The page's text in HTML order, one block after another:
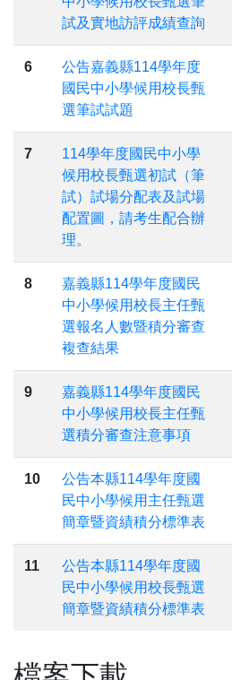
試及實地訪評成績查詢
6
公告嘉義縣114學年度
國民中小學候用校長甄
選筆試試題
7
114學年度國民中小學
候用校長甄選初試（筆
試）試場分配表及試場
配置圖，請考生配合辦
理。
8
嘉義縣114學年度國民
中小學候用校長主任甄
選報名人數暨積分審查
複查結果
9
嘉義縣114學年度國民
中小學候用校長主任甄
選積分審查注意事項
10
公告本縣114學年度國
民中小學候用主任甄選
簡章暨資績積分標準表
11
公告本縣114學年度國
民中小學候用校長甄選
簡章暨資績積分標準表